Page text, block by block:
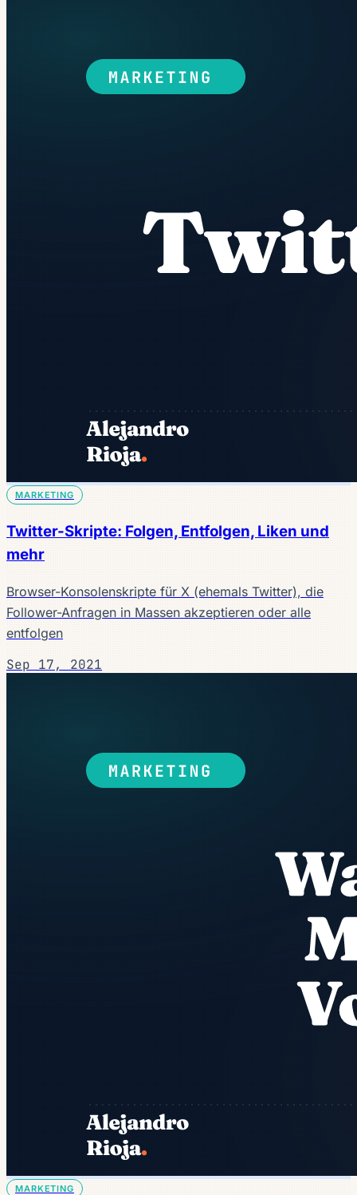
MARKETING
Twitter-Skripte: Folgen, Entfolgen, Liken und
mehr
Browser-Konsolenskripte für X (ehemals Twitter), die
Follower-Anfragen in Massen akzeptieren oder alle
entfolgen
Sep 17, 2021
MARKETING